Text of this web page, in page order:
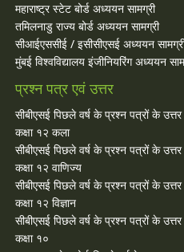
महाराष्ट्र स्टेट बोर्ड अध्ययन सामग्री
तमिलनाडु राज्य बोर्ड अध्ययन सामग्री
सीआईएससीई / इसीसीएसई अध्ययन
मुंबई विश्वविद्यालय इंजीनियरिंग अध्ययन
प्रश्न पत्र एवं उत्तर
सीबीएसई पिछले वर्ष के प्रश्न पत्रों के
कक्षा १२ कला
सीबीएसई पिछले वर्ष के प्रश्न पत्रों के
कक्षा १२ वाणिज्य
सीबीएसई पिछले वर्ष के प्रश्न पत्रों के
कक्षा १२ विज्ञान
सीबीएसई पिछले वर्ष के प्रश्न पत्रों के
कक्षा १०